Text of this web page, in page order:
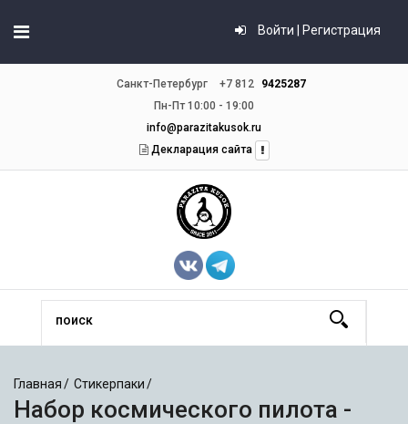
Войти | Регистрация
Санкт-Петербург +7 812
9425287
Пн-Пт 10:00 - 19:00
info@parazitakusok.ru
Декларация сайта
Главная Стикерпаки
Набор космического пилота -